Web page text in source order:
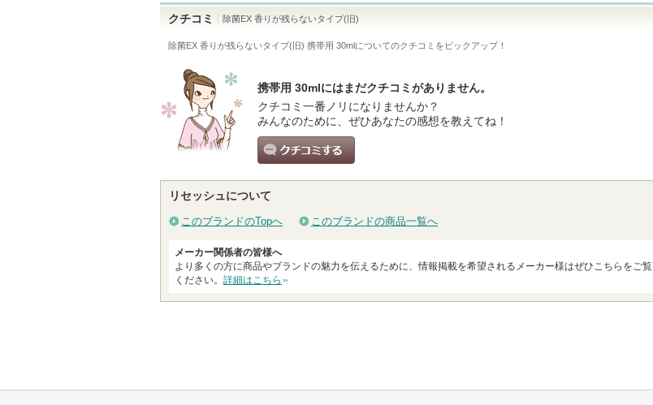
クチコミ 除菌EX 香りが残らないタイプ(旧)
除菌EX 香りが残らないタイプ(旧) 携帯用 30mlについてのクチコミをピックアップ！
携帯用 30mlにはまだクチコミがありません。
クチコミ一番ノリになりませんか？
みんなのために、ぜひあなたの感想を教えてね！
リセッシュについて
このブランドのTopへ このブランドの商品一覧へ
メーカー関係者の皆様へ
より多くの方に商品やブランドの魅力を伝えるために、情報掲載を希望されるメーカー様はぜひこちらをご覧
ください。 詳細はこちら